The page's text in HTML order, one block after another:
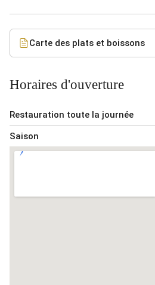
Carte des plats et boissons
Horaires d'ouverture
Restauration toute la journée
Saison